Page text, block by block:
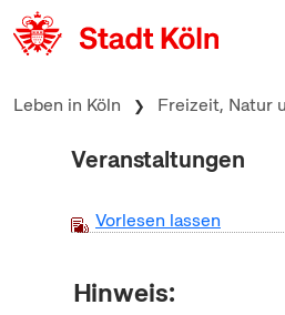
zum Inhalt springen
Leben in Köln Freizeit, Natur
Veranstaltungen
Vorlesen lassen
Hinweis: